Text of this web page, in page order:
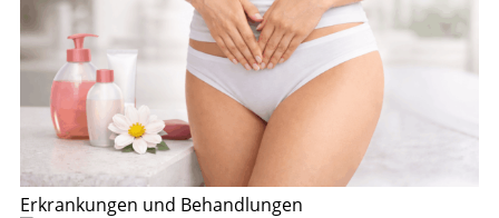
Erkrankungen und Behandlungen